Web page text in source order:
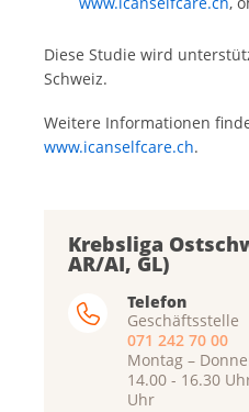
Diese Studie wird
Schweiz.
Weitere Informationen
www.icanselfcare.ch.
Krebsliga
AR/AI, GL)
Telefon
Geschäftsstelle
071 242 70 00
Montag –
14.00 - 16.30
Uhr